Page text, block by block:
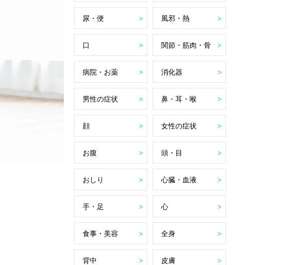
尿・便 風邪・熱
口 関節・筋肉・骨
病院・お薬 消化器
男性の症状 鼻・耳・喉
顔 女性の症状
お腹 頭・目
おしり 心臓・血液
手・足 心
食事・美容 全身
背中 皮膚